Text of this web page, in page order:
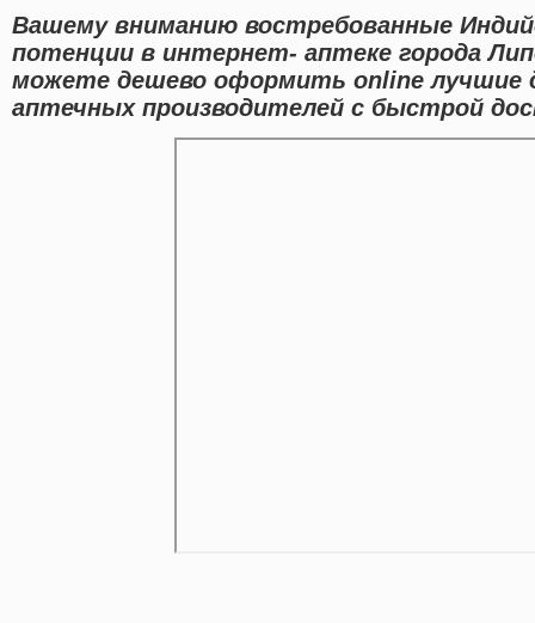
Вашему вниманию востребованные
потенции в интернет- аптеке города
можете дешево оформить online лучшие
аптечных производителей с быстрой